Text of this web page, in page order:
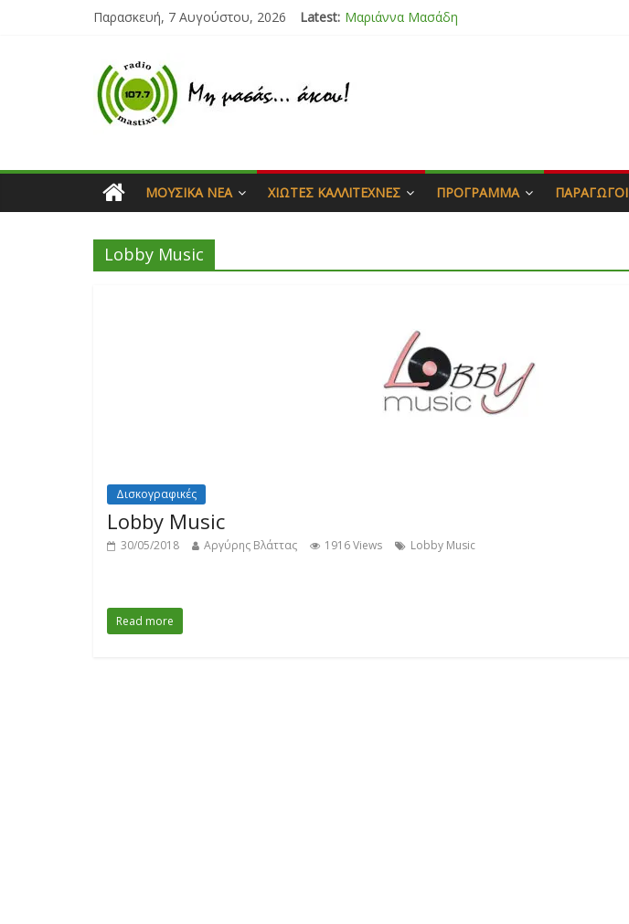
Παρασκευή, 7 Αυγούστου, 2026 Latest: Μαριάννα Μασάδη
Ιορδάνης Αγαπητός
ΜΟΥΣΙΚΆ ΝΈΑ ΧΙΏΤΕΣ ΚΑΛΛΙΤΈΧΝΕΣ ΠΡΌΓΡΑΜΜΑ ΠΑΡΑΓΩΓΟΊ
Lobby Music
Δισκογραφικές
Lobby Music
30/05/2018 Αργύρης Βλάττας 1916 Views Lobby Music
Read more